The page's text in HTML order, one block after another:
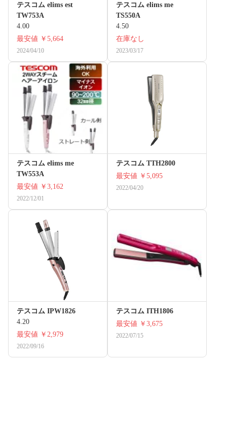
テスコム elims est
TW753A
4.00
最安値 ￥5,664
2024/04/10
テスコム elims me
TS550A
4.50
在庫なし
2023/03/17
テスコム elims me
TW553A
最安値 ￥3,162
2022/12/01
テスコム TTH2800
最安値 ￥5,095
2022/04/20
テスコム IPW1826
4.20
最安値 ￥2,979
2022/09/16
テスコム ITH1806
最安値 ￥3,675
2022/07/15